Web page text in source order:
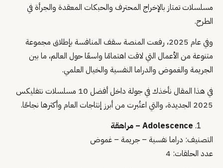
مسلسلات تمتاز بالإخراج المحترف والحبكات المعقدة والجرأة في
الطرح.
وفي عام 2025، رفعت المنصة سقف المنافسة بإطلاق مجموعة
متنوعة من الأعمال التي لاقت اهتمامًا واسعًا حول العالم، ما بين
الجريمة والغموض والدراما النفسية والخيال العلمي.
في هذا المقال نأخذك في جولة داخل أفضل 10 مسلسلات نتفليكس
2025 الجديدة، والتي اعتُبرت من أبرز إنتاجات العام وأكثرها نجاحًا.
Adolescence – مراهقة
التصنيف: دراما نفسية – جريمة – غموض
عدد الحلقات: 4